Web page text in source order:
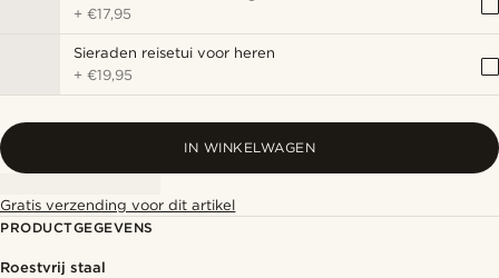
+€17,95
Sieraden reisetui voor heren
+€19,95
IN WINKELWAGEN
Gratis verzending voor dit artikel
PRODUCTGEGEVENS
Roestvrij staal